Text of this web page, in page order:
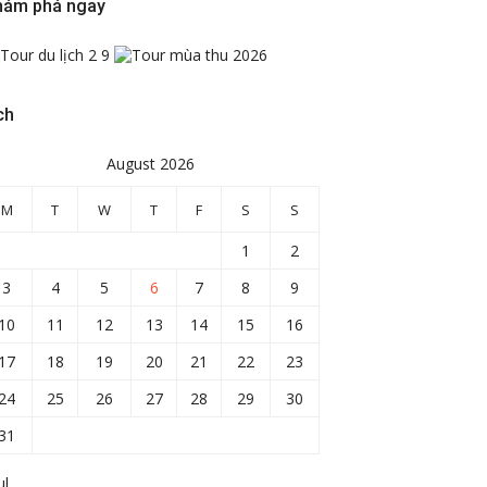
phá ngay
August 2026
M T W T F S S
1
2
3
4 5 6 7 8
9
10
11 12 13 14 15
16
17
18 19 20 21 22
23
24
25 26 27 28 29
30